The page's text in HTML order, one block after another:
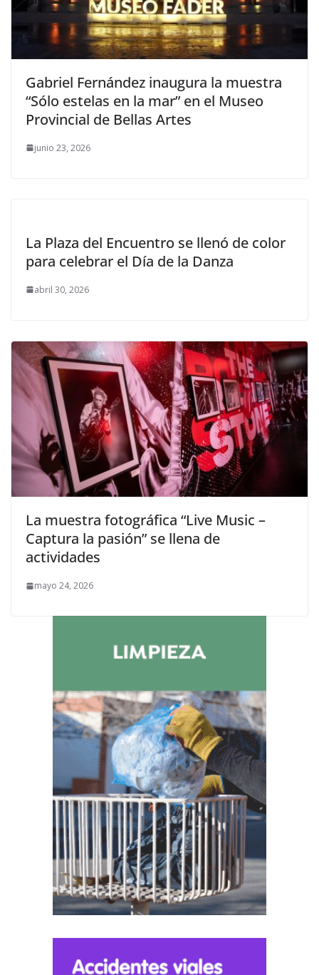
Gabriel Fernández inaugura la muestra
“Sólo estelas en la mar” en el Museo
Provincial de Bellas Artes
junio 23, 2026
La Plaza del Encuentro se llenó de color
para celebrar el Día de la Danza
abril 30, 2026
La muestra fotográfica “Live Music –
Captura la pasión” se llena de
actividades
mayo 24, 2026